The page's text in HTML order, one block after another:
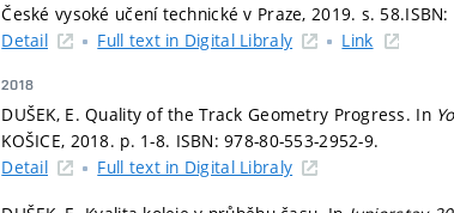
České vysoké učení technické v Praze, 2019. s. 58.
Detail
Full text in Digital Libraly Link
2018
DUŠEK, E. Quality of the Track Geometry Progress. In
KOŠICE, 2018. p. 1-8. ISBN: 978-80-553-2952-9.
Detail
Full text in Digital Libraly